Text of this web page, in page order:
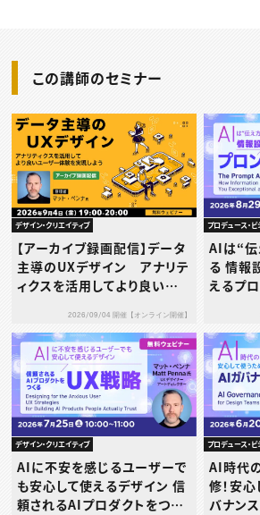
この講師のセミナー
デザイン・クリエイティブ
【アーカイブ録画配信】データ
主導のUXデザイン アナリテ
ィクスを活用してより良いユ
2026/09/04 開催【オンライン開催】
プロデュース・
AIは“伝
る 情報
えるプ
デザイン・クリエイティブ
AIに不安を感じるユーザーで
も安心して使えるデザイン 信
頼されるAIプロダクトをつく
プロデュース・
AI時代
修！安
バナン